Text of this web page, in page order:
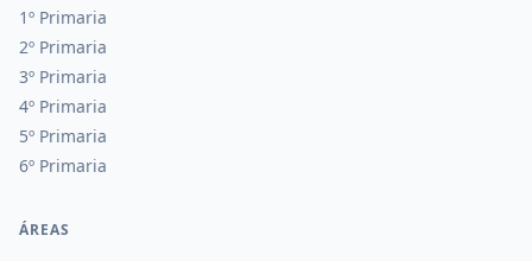
1º Primaria
2º Primaria
3º Primaria
4º Primaria
5º Primaria
6º Primaria
ÁREAS